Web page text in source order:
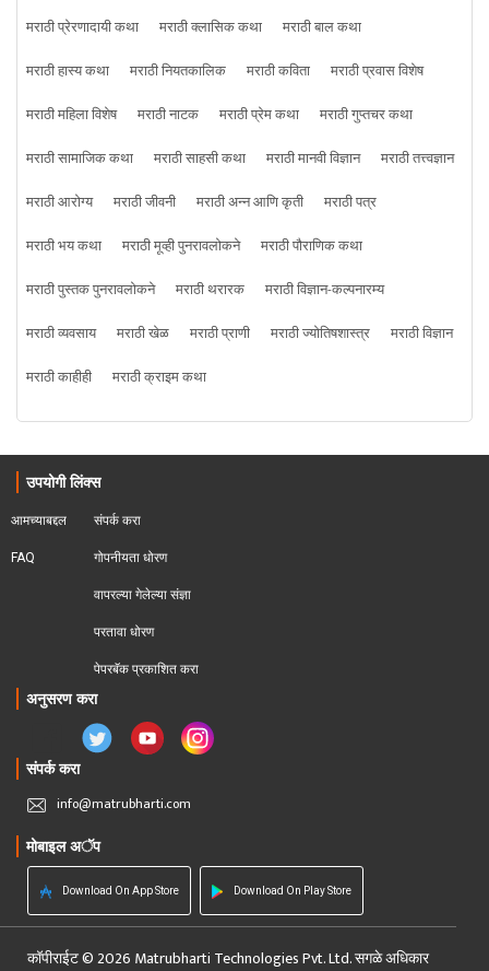
मराठी प्रेरणादायी कथा
मराठी क्लासिक कथा
मराठी बाल कथा
मराठी हास्य कथा
मराठी नियतकालिक मराठी कविता
मराठी प्रवास विशेष
मराठी महिला विशेष
मराठी नाटक मराठी प्रेम कथा
मराठी गुप्तचर कथा
मराठी सामाजिक कथा
मराठी साहसी कथा मराठी मानवी विज्ञान
मराठी तत्त्वज्ञान
मराठी आरोग्य
मराठी जीवनी मराठी अन्न आणि कृती
मराठी पत्र
मराठी भय कथा
मराठी मूव्ही पुनरावलोकने
मराठी पौराणिक कथा
मराठी पुस्तक पुनरावलोकने
मराठी थरारक
मराठी विज्ञान-कल्पनारम्य
मराठी व्यवसाय
मराठी खेळ मराठी प्राणी मराठी ज्योतिषशास्त्र
मराठी विज्ञान
मराठी काहीही
मराठी क्राइम कथा
उपयोगी लिंक्स
आमच्याबद्दल
FAQ
संपर्क करा
गोपनीयता धोरण
वापरल्या गेलेल्या संज्ञा
परतावा धोरण
पेपरबॅक प्रकाशित करा
अनुसरण करा
संपर्क करा
info@matrubharti.com
मोबाइल अॅप
Download On App Store Download On Play Store
कॉपीराईट © 2026 Matrubharti Technologies Pvt. Ltd. सगळे अधिकार